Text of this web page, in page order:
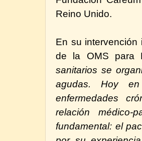
Reino Unido.
En su intervención
de
la OMS para
sanitarios se
agudas. Hoy
enfermedades
relación médico-
fundamental: el